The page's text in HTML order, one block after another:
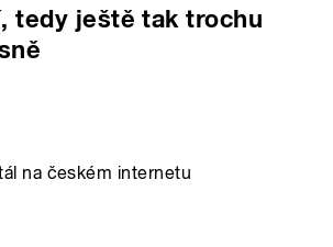
tedy ještě tak trochu
na českém internetu